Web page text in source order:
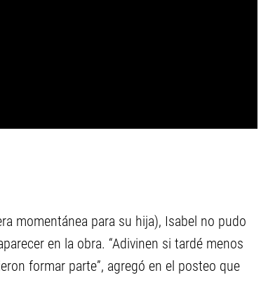
momentánea para su hija), Isabel no pudo
en la obra. “Adivinen si tardé menos
formar parte”, agregó en el posteo que